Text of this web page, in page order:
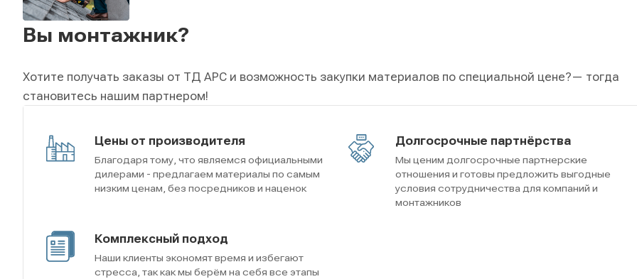
Вы монтажник?
Хотите получать заказы от ТД АРС и возможность закупки материалов по специальной цене?— тогда
становитесь нашим партнером!
Цены от производителя
Благодаря тому, что являемся официальными
дилерами - предлагаем материалы по самым
низким ценам, без посредников и наценок
Долгосрочные партнёрства
Мы ценим долгосрочные партнерские
отношения и готовы предложить выгодные
условия сотрудничества для компаний и
монтажников
Комплексный подход
Наши клиенты экономят время и избегают
стресса, так как мы берём на себя все этапы